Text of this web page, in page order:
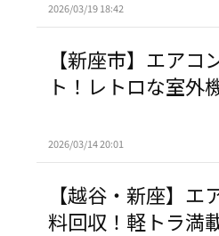
2026/03/19 18:42
【新座市】エア
ト！レトロな室外
2026/03/14 20:01
【越谷・新座】
料回収！軽トラ満